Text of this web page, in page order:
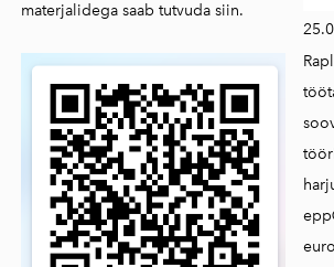
materjalidega saab tutvuda siin.